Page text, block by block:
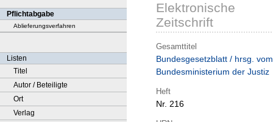
Pflichtabgabe
Ablieferungsverfahren
Listen
Titel
Autor / Beteiligte
Ort
Verlag
Elektronische
Zeitschrift
Gesamttitel
Bundesgesetzblatt / hrsg. vom
Bundesministerium der Justiz
Heft
Nr. 216